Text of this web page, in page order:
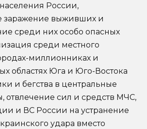
России,
заражение выживших и
среди них особо опасных
среди местного
миллионниках и
областях Юга и Юго-Востока
и бегства в центральные
отвлечение сил и средств МЧС,
и ВС России на устранение
удара вместо